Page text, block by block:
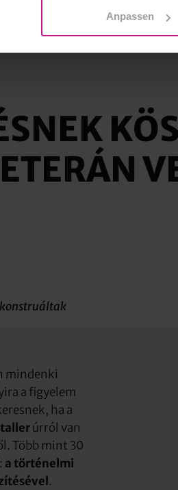
Anpassen
mindenki
a figyelem
ha a
úrról van
Több mint 30
a történelmi
.